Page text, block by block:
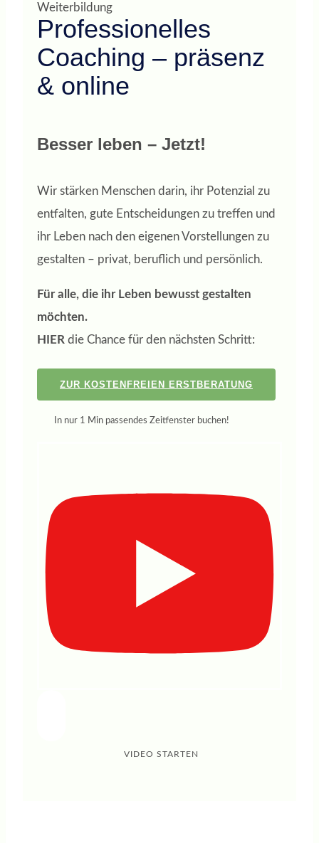
Weiterbildung
Professionelles
Coaching – präsenz
& online
Besser leben – Jetzt!
Wir stärken Menschen darin, ihr Potenzial zu
entfalten, gute Entscheidungen zu treffen und
ihr Leben nach den eigenen Vorstellungen zu
gestalten – privat, beruflich und persönlich.
Für alle, die ihr Leben bewusst gestalten
möchten.
HIER die Chance für den nächsten Schritt:
ZUR KOSTENFREIEN ERSTBERATUNG
In nur 1 Min passendes Zeitfenster buchen!
VIDEO STARTEN